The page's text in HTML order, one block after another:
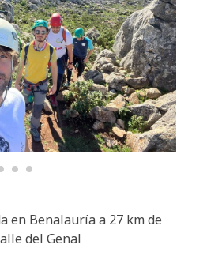
en Benalauría a 27 km de
del Genal